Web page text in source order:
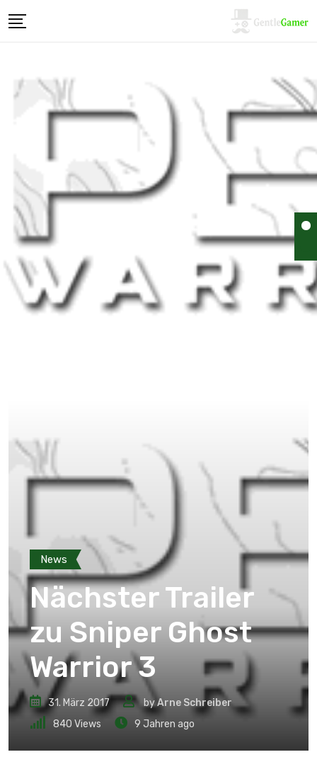
News
Nächster Trailer
zu Sniper Ghost
Warrior 3
31. März 2017 byArne Schreiber
840 Views 9 Jahren ago